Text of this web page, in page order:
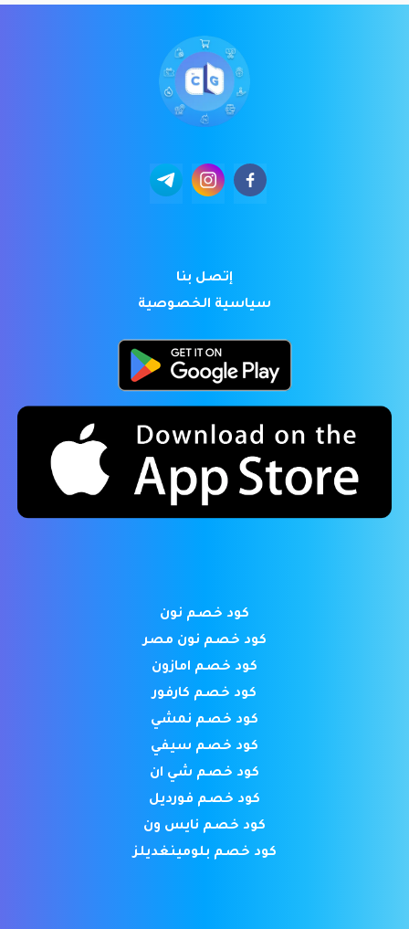
إتصل بنا
سياسية الخصوصية
كود خصم نون
كود خصم نون مصر
كود خصم امازون
كود خصم كارفور
كود خصم نمشي
كود خصم سيفي
كود خصم شي ان
كود خصم فورديل
كود خصم نايس ون
كود خصم بلومينغديلز